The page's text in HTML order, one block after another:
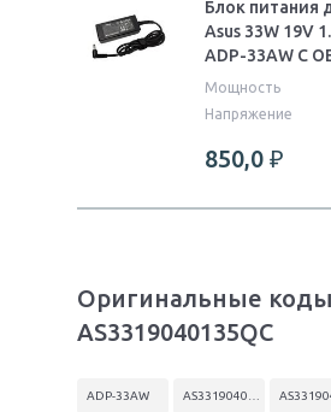
Блок питания
Asus 33W 19V
ADP-33AW C
Мощность
Напряжение
850,0 ₽
Оригинальные коды
AS3319040135QC
ADP-33AW